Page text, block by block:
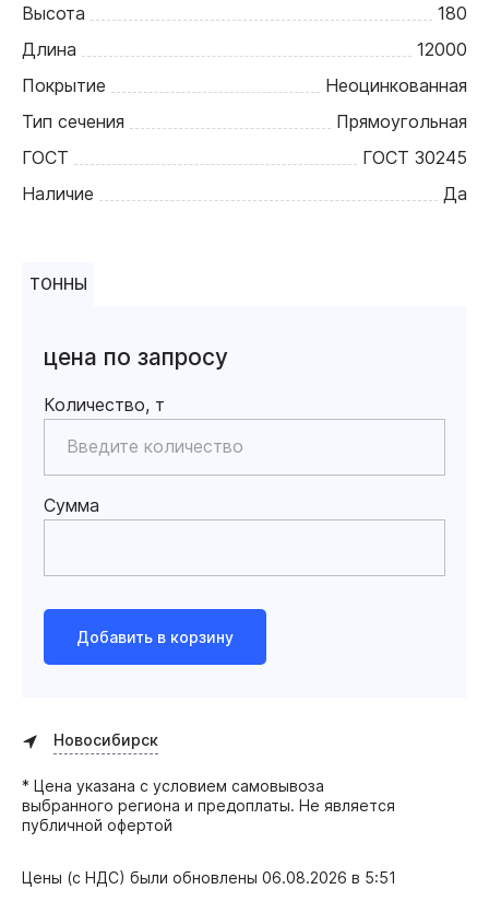
Высота
180
Длина
12000
Покрытие
Неоцинкованная
Тип сечения
Прямоугольная
ГОСТ
ГОСТ 30245
Наличие
Да
ТОННЫ
цена по запросу
Количество, т
Сумма
Добавить в корзину
Новосибирск
* Цена указана с условием самовывоза
выбранного региона и предоплаты. Не является
публичной офертой
Цены (с НДС) были обновлены 06.08.2026 в 5:51